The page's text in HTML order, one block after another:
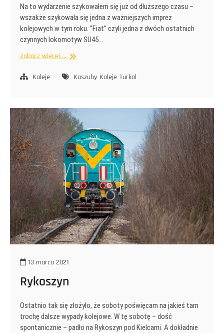
Na to wydarzenie szykowałem się już od dłuższego czasu –
wszakże szykowała się jedna z ważniejszych imprez
kolejowych w tym roku. “Fiat” czyli jedna z dwóch ostatnich
czynnych lokomotyw SU45…
Zobacz więcej ... Fiatem
Kaszubach
Koleje Kaszuby Koleje Turkol
13 marca 2021
Rykoszyn
Ostatnio tak się złożyło, że soboty poświęcam na jakieś tam
trochę dalsze wypady kolejowe. W tę sobotę – dość
spontanicznie – padło na Rykoszyn pod Kielcami. A dokładnie